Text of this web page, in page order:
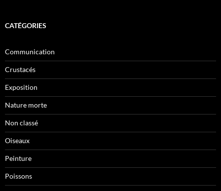
CATÉGORIES
Communication
Crustacés
Exposition
Nature morte
Non classé
Oiseaux
Peinture
Poissons